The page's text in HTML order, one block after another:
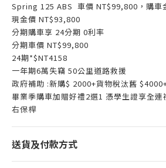
Spring 125 ABS 車價 NT$99,800， 購車
現金價 NT$93,800
分期購車享 24分期 0利率
分期車價 NT$99,800
24期*$NT4158
一年期6萬失竊 50公里道路救援
政府補助 :新購$ 2000+貨物稅汰舊
畢業季購車加贈好禮2選1 憑學生證享全
右保桿
送貨及付款方式